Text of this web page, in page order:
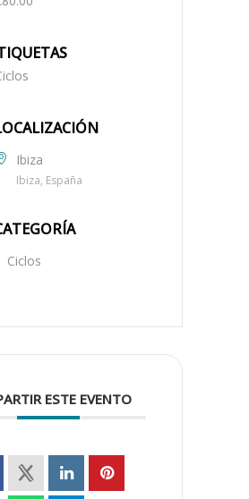
Ibiza
Ibiza, España
Ciclos
ESTE EVENTO